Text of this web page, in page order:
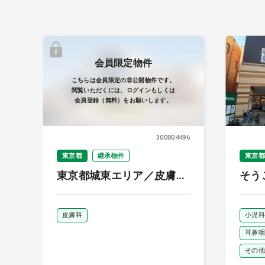
会員限定物件
こちらは会員限定の非公開物件です。
閲覧いただくには、ログインもしくは
会員登録（無料）をお願いします。
300004496
東京都 継承物件
東京都城東エリア／皮膚科
皮膚科
東京都
そう
小児科
耳鼻
その他